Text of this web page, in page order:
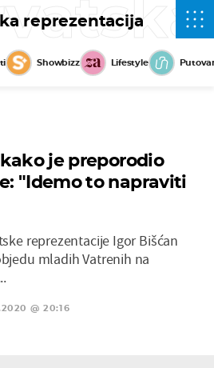
reprezentacija
Showbizz Lifestyle
je preporodio
"Idemo to napraviti
reprezentacije Igor Bišćan
mladih Vatrenih na
@ 20:16